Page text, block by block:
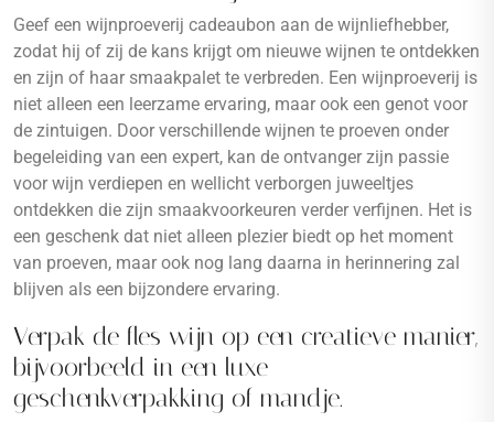
Geef een wijnproeverij cadeaubon aan de wijnliefhebber,
zodat hij of zij de kans krijgt om nieuwe wijnen te ontdekken
en zijn of haar smaakpalet te verbreden. Een wijnproeverij is
niet alleen een leerzame ervaring, maar ook een genot voor
de zintuigen. Door verschillende wijnen te proeven onder
begeleiding van een expert, kan de ontvanger zijn passie
voor wijn verdiepen en wellicht verborgen juweeltjes
ontdekken die zijn smaakvoorkeuren verder verfijnen. Het is
een geschenk dat niet alleen plezier biedt op het moment
van proeven, maar ook nog lang daarna in herinnering zal
blijven als een bijzondere ervaring.
Verpak de fles wijn op een creatieve manier,
bijvoorbeeld in een luxe
geschenkverpakking of mandje.